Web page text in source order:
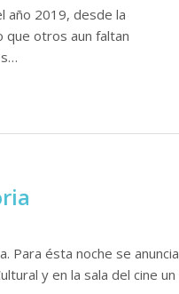
año 2019, desde la
que otros aun faltan
Para ésta noche se anuncia
y en la sala del cine un